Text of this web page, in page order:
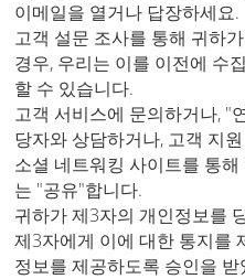
이메일을 열거나 답장하세요.
고객 설문 조사를 통해 귀하
경우, 우리는 이를 이전에 수
할 수 있습니다.
고객 서비스에 문의하거나, "
당자와 상담하거나, 고객 지
소셜 네트워킹 사이트를 통
는 "공유"합니다.
귀하가 제3자의 개인정보를
제3자에게 이에 대한 통지를
정보를 제공하도록 승인을